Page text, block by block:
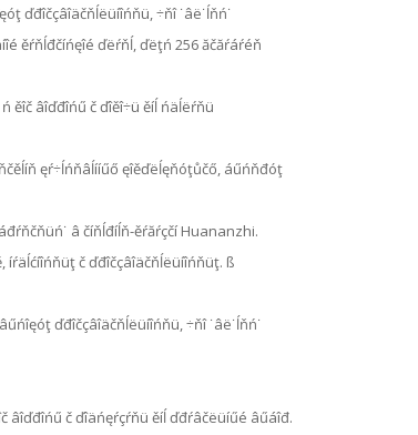
ďđîčçâîäčňĺëüíîńňü, ÷ňî ˙âë˙ĺňń˙
ěŕňĺđčíńęîé ďëŕňĺ, ďëţń 256 ăčăŕáŕéň
ěîč âîďđîńű č ďîěî÷ü ěíĺ ńäĺëŕňü
ęŕ÷ĺńňâĺííűő ęîěďëĺęňóţůčő, áűńňđóţ
â číňĺđíĺň-ěŕăŕçčí Huananzhi.
íŕäĺćíîńňüţ č ďđîčçâîäčňĺëüíîńňüţ. ß
ďđîčçâîäčňĺëüíîńňü, ÷ňî ˙âë˙ĺňń˙
âîďđîńű č ďîäńęŕçŕňü ěíĺ ďđŕâčëüíűé âűáîđ.